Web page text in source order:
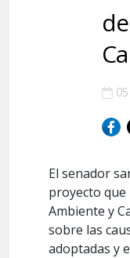
El senador
proyecto
Ambiente y
sobre las
adoptadas y